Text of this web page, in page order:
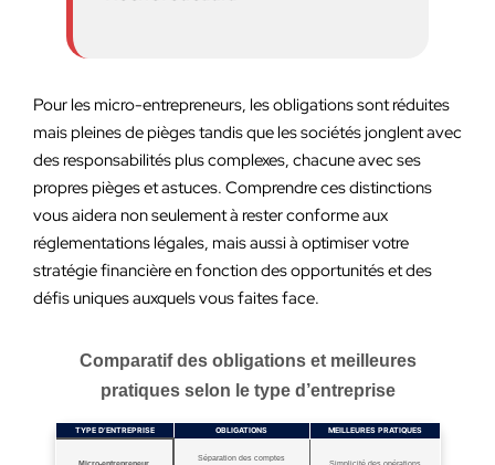
Pour les micro-entrepreneurs, les obligations sont réduites
mais pleines de pièges tandis que les sociétés jonglent avec
des responsabilités plus complexes, chacune avec ses
propres pièges et astuces. Comprendre ces distinctions
vous aidera non seulement à rester conforme aux
réglementations légales, mais aussi à optimiser votre
stratégie financière en fonction des opportunités et des
défis uniques auxquels vous faites face.
Comparatif des obligations et meilleures
pratiques selon le type d’entreprise
TYPE D’ENTREPRISE OBLIGATIONS MEILLEURES PRATIQUES
Micro-entrepreneur
Séparation des comptes
Simplicité des opérations